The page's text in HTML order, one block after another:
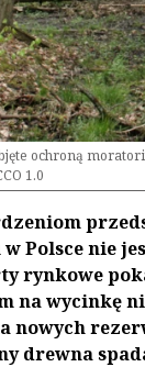
ochroną
1.0
Polsce nie
rynkowe
na wycinkę
nowych
drewna